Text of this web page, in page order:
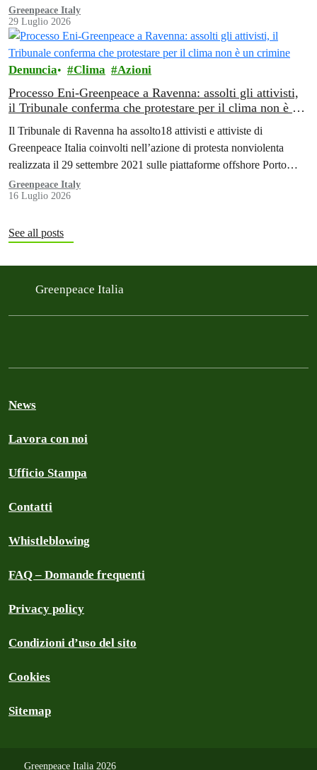
delle aziende fossili
Greenpeace Italy
29 Luglio 2026
Denuncia Clima Azioni
Processo Eni-Greenpeace a Ravenna: assolti gli attivisti,
il Tribunale conferma che protestare per il clima non è un
Il Tribunale di Ravenna ha assolto18 attivisti e attiviste di
Greenpeace Italia coinvolti nell’azione di protesta nonviolenta
realizzata il 29 settembre 2021 sulle piattaforme offshore Porto
Corsini di Eni, al largo di Ravenna.
Greenpeace Italy
16 Luglio 2026
See all posts
Greenpeace Italia
News
Lavora con noi
Ufficio Stampa
Contatti
Whistleblowing
FAQ – Domande frequenti
Privacy policy
Condizioni d’uso del sito
Cookies
Sitemap
Greenpeace Italia 2026